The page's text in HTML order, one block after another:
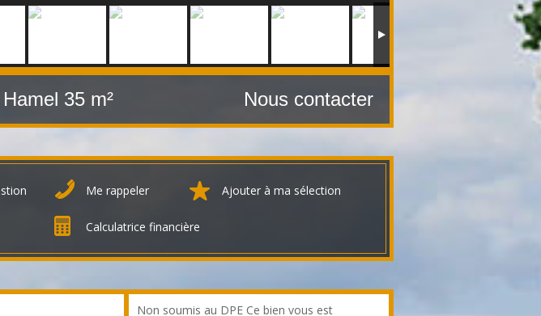
35 m² Nous contacter
Me rappeler Ajouter à ma sélection
Calculatrice financière
Non soumis au DPE Ce bien vous est